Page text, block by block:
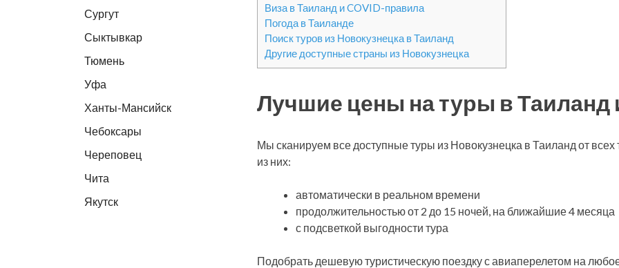
Виза в Таиланд и COVID-правила
Погода в Таиланде
Поиск туров из Новокузнецка в Таиланд
Другие доступные страны из Новокузнецка
Лучшие цены на туры в Таиланд
Мы сканируем все доступные туры из Новокузнецка в Таиланд от
из них:
автоматически в реальном времени
продолжительностью от 2 до 15 ночей, на ближайшие 4 месяца
с подсветкой выгодности тура
Подобрать дешевую туристическую поездку с авиаперелетом на
Сургут
Сыктывкар
Тюмень
Уфа
Ханты-Мансийск
Чебоксары
Череповец
Чита
Якутск